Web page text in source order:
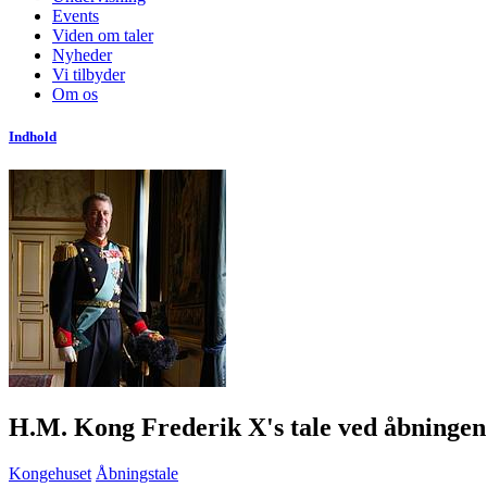
Events
Viden om taler
Nyheder
Vi tilbyder
Om os
Indhold
H.M. Kong Frederik X's tale ved
Kongehuset Åbningstale